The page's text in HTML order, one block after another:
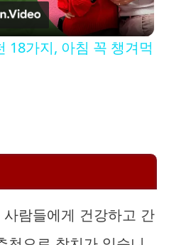
l
V
18가지, 아침 꼭 챙겨먹
람들에게 건강하고 간